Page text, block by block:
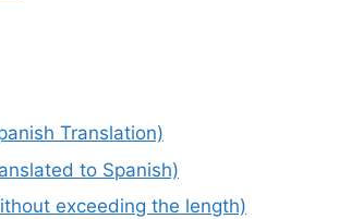
Translation)
to Spanish)
exceeding the length)